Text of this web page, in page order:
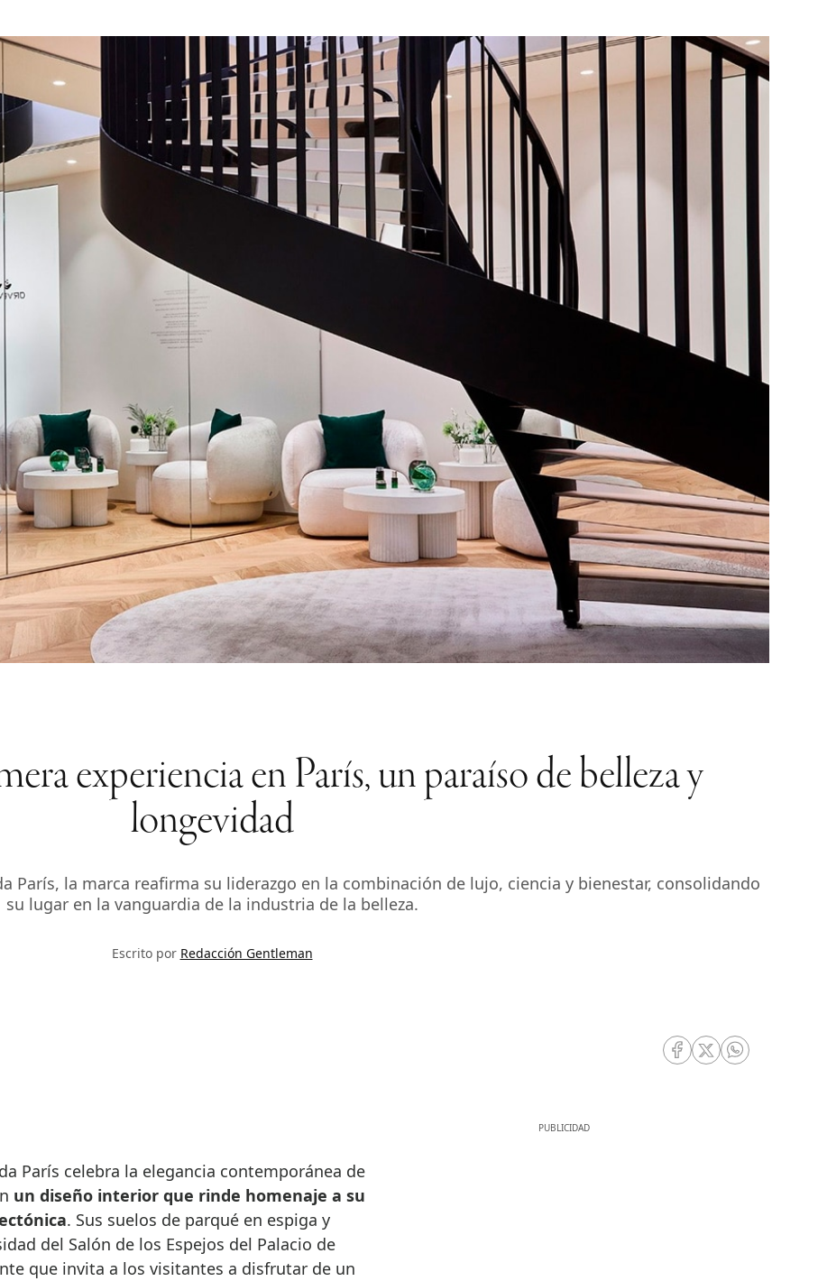
experiencia en París, un paraíso de belleza y
longevidad
París, la marca reafirma su liderazgo en la combinación de lujo, ciencia y bienestar, consolidando
su lugar en la vanguardia de la industria de la belleza.
Escrito por Redacción Gentleman
RRSS Facebook
RRSS Twitter
RRSS
un diseño interior que rinde homenaje a su
. Sus suelos de parqué en espiga y
del Salón de los Espejos del Palacio de
que invita a los visitantes a disfrutar de un